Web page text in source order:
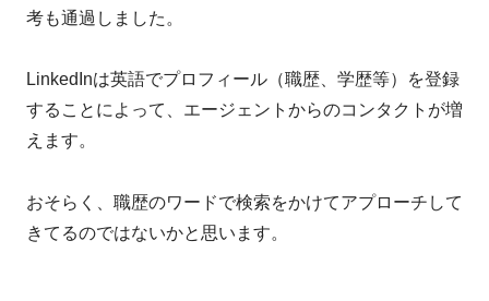
考も通過しました。
LinkedInは英語でプロフィール（職歴、学歴等）を登録
することによって、エージェントからのコンタクトが増
えます。
おそらく、職歴のワードで検索をかけてアプローチして
きてるのではないかと思います。